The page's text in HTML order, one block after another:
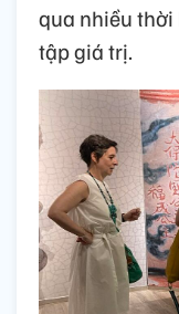
qua nhiều
tập giá trị.